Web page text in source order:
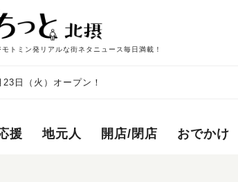
トミン発リアルな街ネタニュース毎日満載！
日（火）オープン！
援 地元人 開店/閉店 おでかけ